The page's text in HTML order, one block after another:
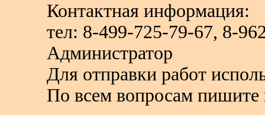
Контактная информация:
тел: 8-499-725-79-67, 8-
Администратор
Для отправки работ
По всем вопросам